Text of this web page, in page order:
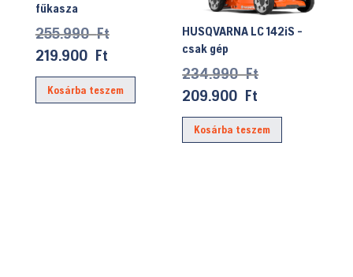
fűkasza
255.990FtOriginal
was:
255.990 Ft.
219.900 FtCurrent
price
is:
219.900 Ft.
Kosárba teszem
HUSQVARNA LC 142iS -
csak gép
234.990FtOriginal
was:
234.990 Ft.
209.900 Ft
price
is:
Kosárba teszem